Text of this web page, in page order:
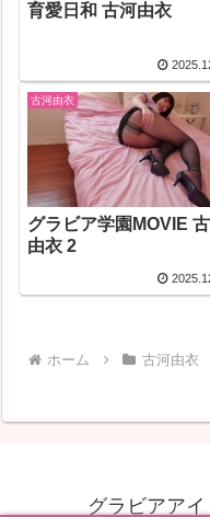
育愛日和 古河由衣
古河由衣
グラビア学園MOVIE
由衣 2
ホーム 古河由衣
グラビアア